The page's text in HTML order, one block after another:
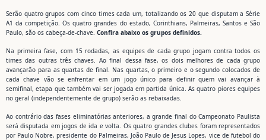
Serão quatro grupos com cinco times cada um, totalizando os 20 que disputam a Série
A1 da competição. Os quatro grandes do estado, Corinthians, Palmeiras, Santos e São
Paulo, são os cabeça-de-chave. Confira abaixo os grupos definidos.
Na primeira fase, com 15 rodadas, as equipes de cada grupo jogam contra todos os
times das outras três chaves. Ao final dessa fase, os dois melhores de cada grupo
avançarão para as quartas de final. Nas quartas, o primeiro e o segundo colocados de
cada chave vão se enfrentar em um jogo único para definir quem vai avançar à
semifinal, etapa que também vai ser jogada em partida única. As quatro piores equipes
no geral (independentemente de grupo) serão as rebaixadas.
Ao contrário das fases eliminatórias anteriores, a grande final do Campeonato Paulista
será disputada em jogos de ida e volta. Os quatro grandes clubes foram representados
por Paulo Nobre, presidente do Palmeiras, João Paulo de Jesus Lopes, vice de futebol do